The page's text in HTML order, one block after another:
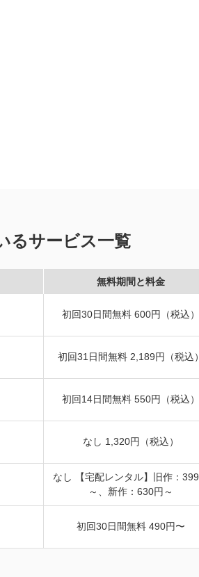
るサービス一覧
無料期間と料金
初回30日間無料 600円（税込）
初回31日間無料 2,189円（税込）
初回14日間無料 550円（税込）
なし 1,320円（税込）
なし 【宅配レンタル】旧作：
～、新作：630円～
初回30日間無料 490円〜